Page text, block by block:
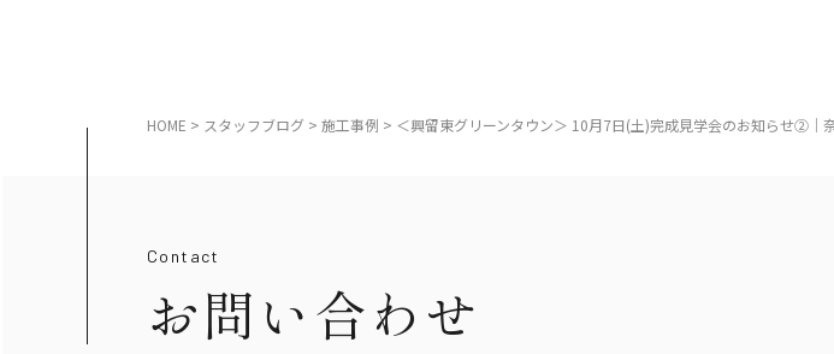
HOME > スタッフブログ > 施工事例 > ＜興留東グリーンタウン＞ 10月7日(土)完成見学会のお知らせ②
Contact
お問い合わせ